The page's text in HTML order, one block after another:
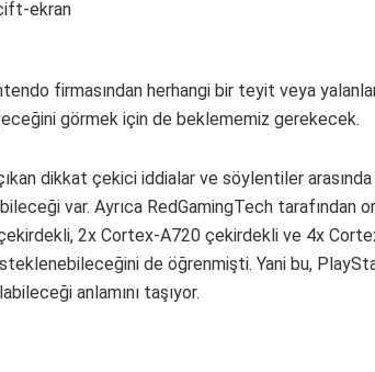
firmasından herhangi bir teyit veya
görmek için de beklememiz gerekecek.
dikkat çekici iddialar ve söylentiler
var. Ayrıca RedGamingTech tarafından
2x Cortex-A720 çekirdekli ve 4x
de öğrenmişti. Yani bu,
anlamını taşıyor.